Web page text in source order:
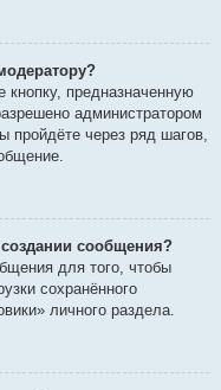
предназначенную
администратором
пройдёте через ряд шагов,
сообщения?
для того, чтобы
сохранённого
личного раздела.